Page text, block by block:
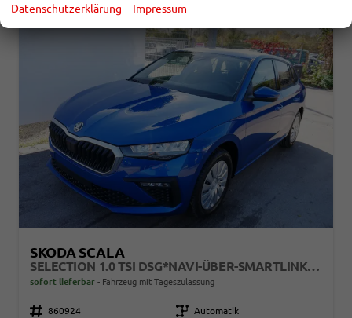
SKODA SCALA
SELECTION 1.0 TSI DSG*NAVI-ÜBER-SMARTLINK*PDC-HI*LED*TEMPOMAT*SHZ*DAB*KLIMA
sofort lieferbar Fahrzeug mit Tageszulassung
Fahrzeugnr. 860924 Getriebe Automatik
Datenschutzerklärung Impressum